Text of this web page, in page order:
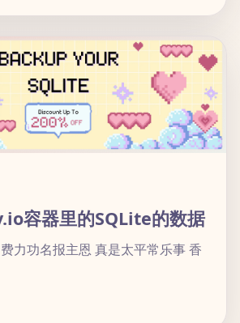
容器里的SQLite的数据
力功名报主恩 真是太平常乐事 香